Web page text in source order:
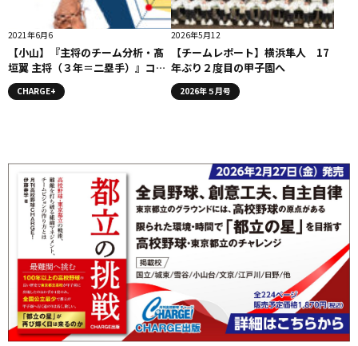
2021年6月6
【小山】『主将のチーム分析・髙
垣翼 主将（３年＝二塁手）』コラ
ム #小山
CHARGE+
2026年5月12
【チームレポート】横浜隼人 17
年ぶり２度目の甲子園へ
2026年５月号